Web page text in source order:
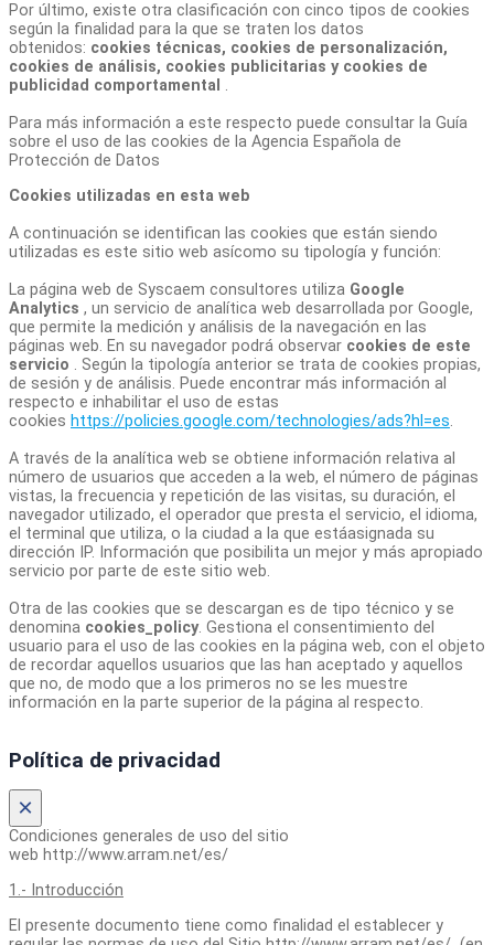
Por último, existe otra clasificación con cinco tipos de cookies
según la finalidad para la que se traten los datos
obtenidos: cookies técnicas, cookies de personalización,
cookies de análisis, cookies publicitarias y cookies de
publicidad comportamental .
Para más información a este respecto puede consultar la Guía
sobre el uso de las cookies de la Agencia Española de
Protección de Datos
Cookies utilizadas en esta web
A continuación se identifican las cookies que están siendo
utilizadas es este sitio web asícomo su tipología y función:
La página web de Syscaem consultores utiliza Google
Analytics , un servicio de analítica web desarrollada por Google,
que permite la medición y análisis de la navegación en las
páginas web. En su navegador podrá observar cookies de este
servicio . Según la tipología anterior se trata de cookies propias,
de sesión y de análisis. Puede encontrar más información al
respecto e inhabilitar el uso de estas
cookies https://policies.google.com/technologies/ads?hl=es.
A través de la analítica web se obtiene información relativa al
número de usuarios que acceden a la web, el número de páginas
vistas, la frecuencia y repetición de las visitas, su duración, el
navegador utilizado, el operador que presta el servicio, el idioma,
el terminal que utiliza, o la ciudad a la que estáasignada su
dirección IP. Información que posibilita un mejor y más apropiado
servicio por parte de este sitio web.
Otra de las cookies que se descargan es de tipo técnico y se
denomina cookies_policy. Gestiona el consentimiento del
usuario para el uso de las cookies en la página web, con el objeto
de recordar aquellos usuarios que las han aceptado y aquellos
que no, de modo que a los primeros no se les muestre
información en la parte superior de la página al respecto.
Política de privacidad
×
Condiciones generales de uso del sitio
web http://www.arram.net/es/
1.- Introducción
El presente documento tiene como finalidad el establecer y